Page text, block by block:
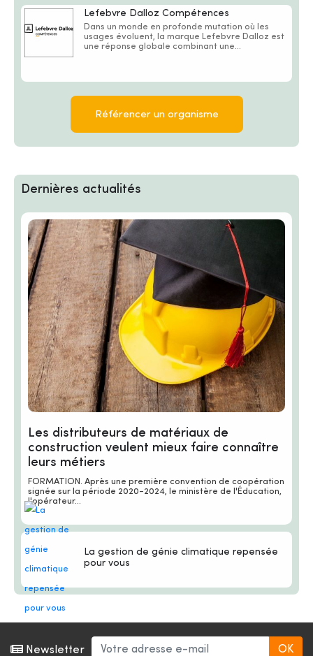
Lefebvre Dalloz Compétences
Dans un monde en profonde mutation où les
usages évoluent, la marque Lefebvre Dalloz est
une réponse globale combinant une...
Référencer un organisme
Dernières actualités
Les distributeurs de matériaux de
construction veulent mieux faire connaître
leurs métiers
FORMATION. Après une première convention de coopération
signée sur la période 2020-2024, le ministère de l'Éducation,
l'opérateur...
La gestion de génie climatique repensée
pour vous
Newsletter